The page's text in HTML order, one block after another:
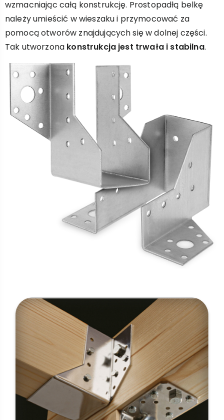
wzmacniając całą konstrukcję. Prostopadłą belkę
należy umieścić w wieszaku i przymocować za
pomocą otworów znajdujących się w dolnej części.
Tak utworzona konstrukcja jest trwała i stabilna.